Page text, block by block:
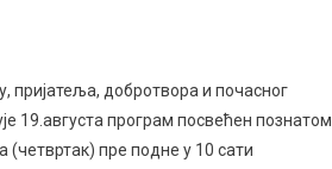
пријатеља, добротвора и почасног
19.августа програм посвећен познатом
(четвртак) пре подне у 10 сати